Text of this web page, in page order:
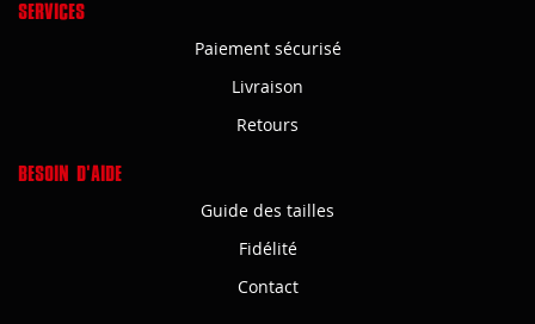
SERVICES
Paiement sécurisé
Livraison
Retours
BESOIN D'AIDE
Guide des tailles
Fidélité
Contact